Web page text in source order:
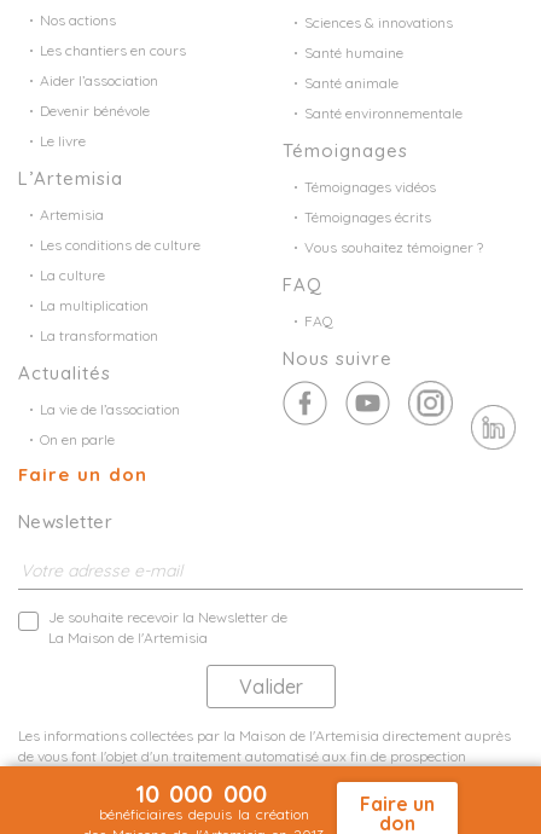
Nos actions
Les chantiers en cours
Aider l’association
Devenir bénévole
Le livre
L’Artemisia
Artemisia
Les conditions de culture
La culture
La multiplication
La transformation
Actualités
La vie de l’association
On en parle
Faire un don
Sciences & innovations
Santé humaine
Santé animale
Santé environnementale
Témoignages
Témoignages vidéos
Témoignages écrits
Vous souhaitez témoigner ?
FAQ
FAQ
Nous suivre
Newsletter
Je souhaite recevoir la Newsletter de
La Maison de l'Artemisia
Les informations collectées par la Maison de l'Artemisia directement auprès
de vous font l'objet d'un traitement automatisé aux fin de prospection
10 000 000
bénéficiaires depuis la création
Faire un
don